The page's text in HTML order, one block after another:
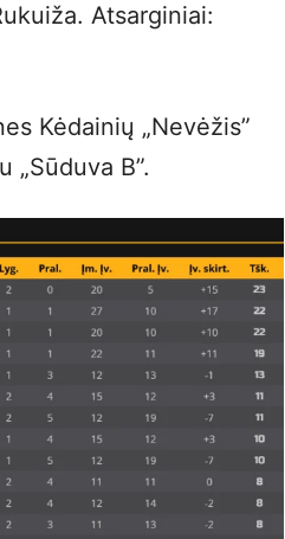
Atsarginiai:
Kėdainių „Nevėžis”
„Sūduva B”.